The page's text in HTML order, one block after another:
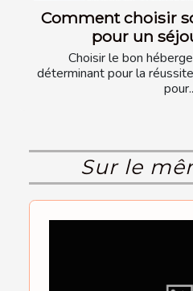
Comment choisir
pour un
Choisir le bon
déterminant pour la
Sur le